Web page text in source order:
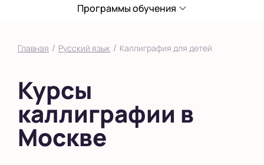
ЖК Прокшино
Фили
Якиманка
в Южном Бутово
во Внуково
33
Программы обучения
Главная / Русский язык / Каллиграфия для детей
Курсы
каллиграфии в
Москве